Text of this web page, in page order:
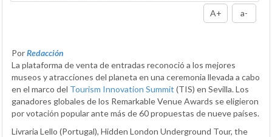
A+ a-
PorRedacción
La plataforma de venta de entradas reconoció a los mejores
museos y atracciones del planeta en una ceremonia llevada a cabo
en el marco del Tourism Innovation Summit (TIS) en Sevilla. Los
ganadores globales de los Remarkable Venue Awards se eligieron
por votación popular ante más de 60 propuestas de nueve países.
Livraria Lello (Portugal), Hidden London Underground Tour, the